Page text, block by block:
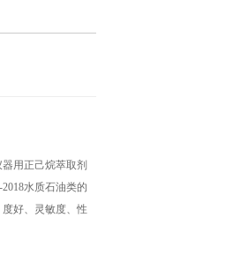
用正己烷萃取剂
水质石油类的
好、灵敏度、性